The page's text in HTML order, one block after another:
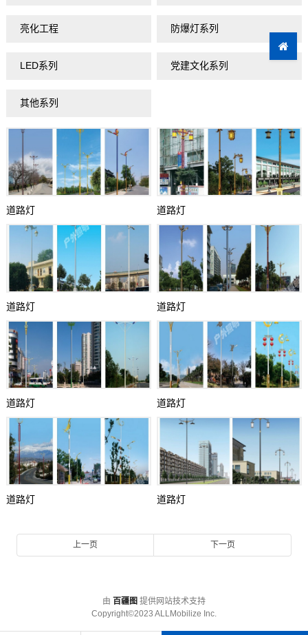
亮化工程 防爆灯系列
LED系列 党建文化系列
其他系列
道路灯 道路灯
道路灯 道路灯
道路灯 道路灯
道路灯 道路灯
上一页 下一页
由 百疆图 提供网站技术支持
Copyright©2023 ALLMobilize Inc.